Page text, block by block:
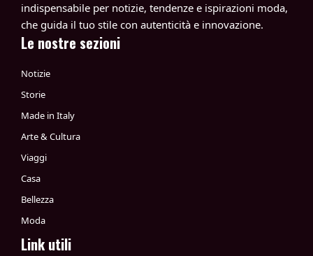
indispensabile per notizie, tendenze e ispirazioni moda,
che guida il tuo stile con autenticità e innovazione.
Le nostre sezioni
Notizie
Storie
Made in Italy
Arte & Cultura
Viaggi
Casa
Bellezza
Moda
Link utili